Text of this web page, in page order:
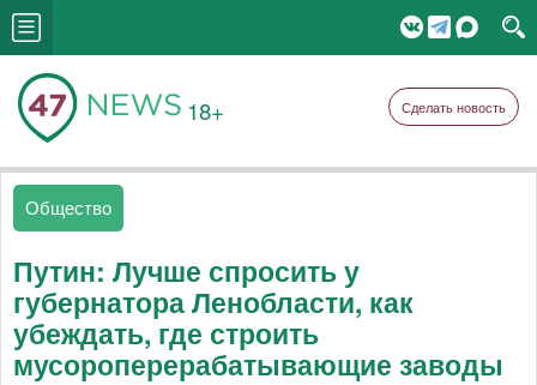
18+ Сделать новость
Общество
Путин: Лучше спросить у
губернатора Ленобласти, как
убеждать, где строить
мусороперерабатывающие заводы